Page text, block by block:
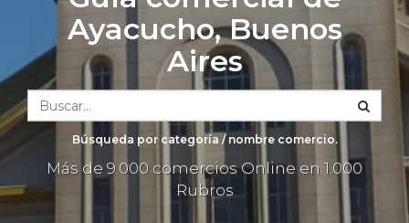
Ayacucho, Buenos
Aires
Búsqueda por categoría / nombre comercio.
Más de 9.000 comercios Online en 1.000
Rubros